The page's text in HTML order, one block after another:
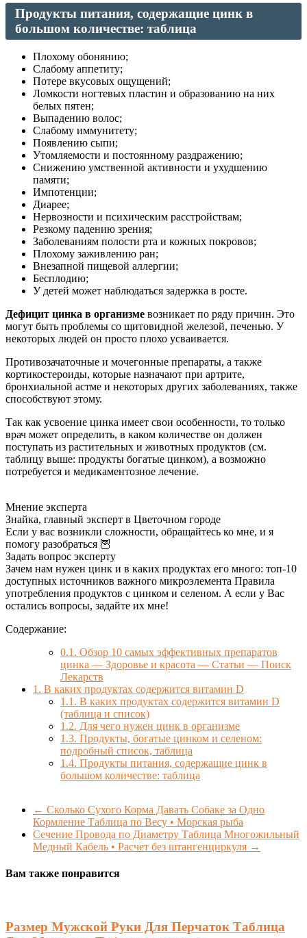
Продукты питания, содержащие цинк в
большом количестве: таблица
Плохому обонянию;
Слабому аппетиту;
Потере вкусовых ощущений;
Ломкости ногтевых пластин и образованию на них
белых пятен;
Выпадению волос;
Слабому иммунитету;
Появлению сыпи;
Утомляемости и постоянному раздражению;
Снижению умственной активности и ухудшению
памяти;
Импотенции;
Диарее;
Нервозности и психическим расстройствам;
Резкому падению зрения;
Заболеваниям полости рта и кожных покровов;
Плохому заживлению ран;
Внезапной пищевой аллергии;
Бесплодию;
У детей может наблюдаться задержка в росте.
Дефицит цинка в организме возникает по ряду причин. Это
могут быть проблемы со щитовидной железой, печенью. У
некоторых людей он просто плохо усваивается.
Противозачаточные и мочегонные препараты, а также
кортикостероиды, которые назначают при артрите,
бронхиальной астме и некоторых других заболеваниях, также
способствуют этому.
Так как усвоение цинка имеет свои особенности, то только
врач может определить, в каком количестве он должен
поступать из растительных и животных продуктов (см.
таблицу выше: продукты богатые цинком), а возможно
потребуется и медикаментозное лечение.
Мнение эксперта
Знайка, главный эксперт в Цветочном городе
Если у вас возникли сложности, обращайтесь ко мне, и я
помогу разобраться 🦉
Задать вопрос эксперту
Зачем нам нужен цинк и в каких продуктах его много: топ-10
доступных источников важного микроэлемента Правила
употребления продуктов с цинком и селеном. А если у Вас
остались вопросы, задайте их мне!
Содержание:
0.1. Обзор 10 самых эффективных препаратов
цинка — Здоровье и красота — Статьи — Поиск
Лекарств
1. В каких продуктах содержится витамин D
1.1. В каких продуктах содержится витамин D
(таблица и список)
1.2. Для чего нужен цинк в организме
1.3. Продукты, богатые цинком и селеном:
подробный список, таблица
1.4. Продукты питания, содержащие цинк в
большом количестве: таблица
← Сколько Сухого Корма Давать Собаке за Одно
Кормление Таблица по Весу • Морская рыба
Сечение Провода по Диаметру Таблица Многожильный
Медный Кабель • Расчет без штангенциркуля →
Вам также понравится
Размер Мужской Руки Для Перчаток Таблица